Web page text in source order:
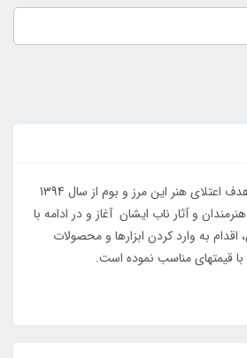
تیم هنری کلک عشق با هدف اعتلای هنر این مرز و بوم از سال 1394
و آثار ناب ایشان آغاز و در ادامه با
اقدام به وارد کردن ابزارها و محصولات
قیمتهای مناسب نموده است.